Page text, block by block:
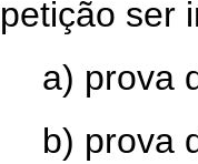
petição ser
a) prova
b) prova